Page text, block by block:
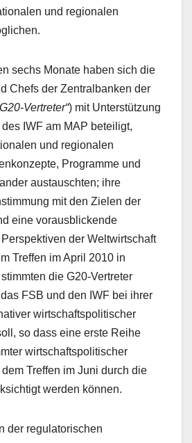
und regionalen
sechs Monate haben sich die
Chefs der Zentralbanken der
Vertreter“) mit Unterstützung
IWF am MAP beteiligt,
und regionalen
Programme und
austauschten; ihre
mit den Zielen der
eine vorausblickende
der Weltwirtschaft
Treffen im April 2010 in
die G20-Vertreter
FSB und den IWF bei ihrer
wirtschaftspolitischer
so dass eine erste Reihe
wirtschaftspolitischer
Treffen im Juni durch die
werden können.
der regulatorischen